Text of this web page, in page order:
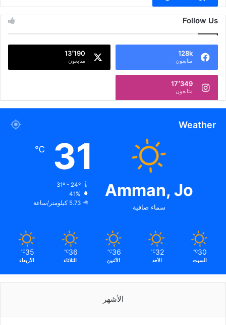
Follow Us
128k
متابعون
13٬190
متابعون
17٬349
متابعون
Weather
Amman, Jo
سماء صافية
31
℃
31º - 24º
41%
5.73 كيلومتر/ساعة
30
℃
السبت
32
℃
الأحد
36
℃
الأثنين
36
℃
الثلاثاء
35
℃
الأربعاء
الأشهر